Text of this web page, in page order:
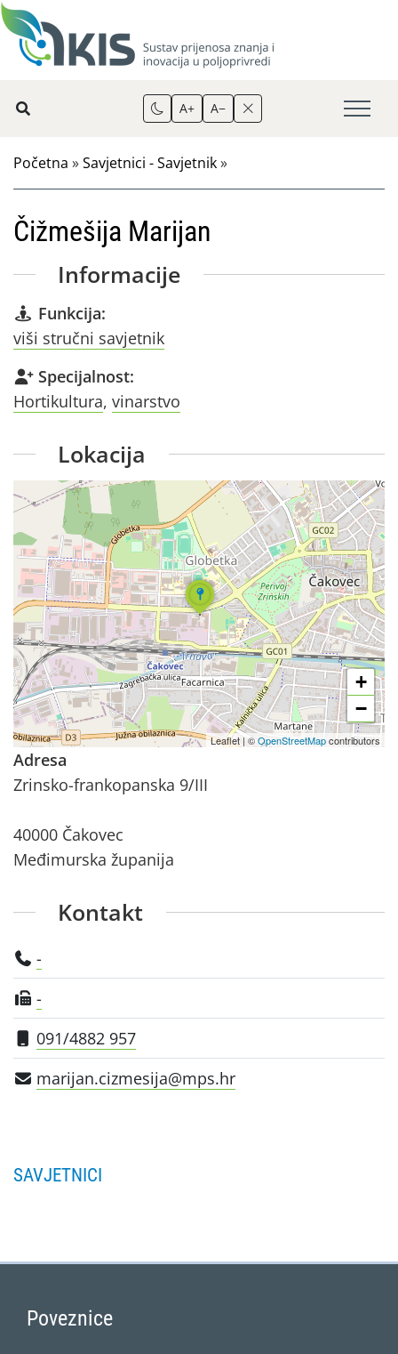
A+ A−
Početna »Savjetnici - Savjetnik»
Čižmešija Marijan
Informacije
Funkcija:
viši stručni savjetnik
Specijalnost:
Hortikultura, vinarstvo
Lokacija
+
−
Leaflet| ©OpenStreetMapcontributors
Adresa
Zrinsko-frankopanska 9/III
40000 Čakovec
Međimurska županija
Kontakt
-
-
091/4882 957
marijan.cizmesija@mps.hr
SAVJETNICI
Poveznice